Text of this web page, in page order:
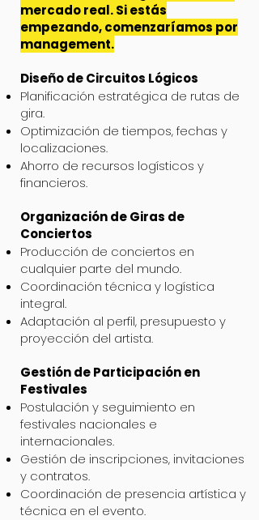
mercado real. Si estás
empezando, comenzaríamos por
management.
Diseño de Circuitos Lógicos
Planificación estratégica de rutas de
gira.
Optimización de tiempos, fechas y
localizaciones.
Ahorro de recursos logísticos y
financieros.
Organización de Giras de
Conciertos
Producción de conciertos en
cualquier parte del mundo.
Coordinación técnica y logística
integral.
Adaptación al perfil, presupuesto y
proyección del artista.
Gestión de Participación en
Festivales
Postulación y seguimiento en
festivales nacionales e
internacionales.
Gestión de inscripciones, invitaciones
y contratos.
Coordinación de presencia artística y
técnica en el evento.